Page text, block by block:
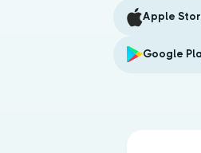
Apple
Google